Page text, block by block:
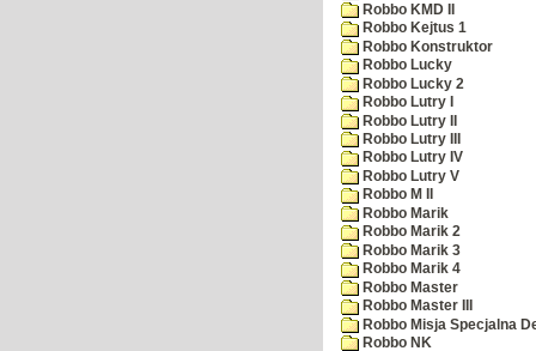
Robbo KMD II
Robbo Kejtus 1
Robbo Konstruktor
Robbo Lucky
Robbo Lucky 2
Robbo Lutry I
Robbo Lutry II
Robbo Lutry III
Robbo Lutry IV
Robbo Lutry V
Robbo M II
Robbo Marik
Robbo Marik 2
Robbo Marik 3
Robbo Marik 4
Robbo Master
Robbo Master III
Robbo Misja Specjalna
Robbo NK